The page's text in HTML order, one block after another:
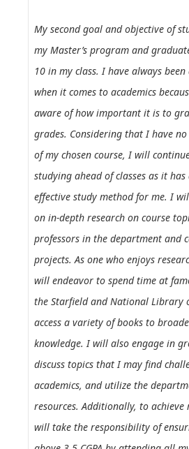
My second goal and objective of
my Master’s program and
10 in my class. I have always
when it comes to academics
aware of how important it is to
grades. Considering that I have
of my chosen course, I will
studying ahead of classes as it
effective study method for me. I
on in-depth research on course
professors in the department and
projects. As one who enjoys
will endeavor to spend time at
the Starfield and National Library
access a variety of books to
knowledge. I will also engage in
discuss topics that I may find
academics, and utilize the
resources. Additionally, to achieve
will take the responsibility of